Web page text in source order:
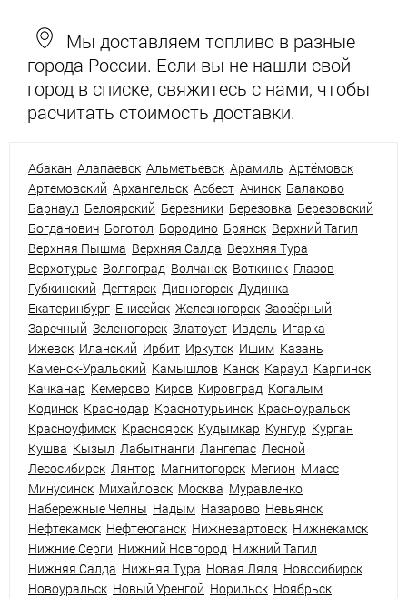
Мы доставляем топливо в разные
города России. Если вы не нашли свой
город в списке, свяжитесь с нами, чтобы
расчитать стоимость доставки.
Абакан Алапаевск Альметьевск Арамиль Артёмовск
Артемовский Архангельск Асбест Ачинск Балаково
Барнаул Белоярский Березники Березовка Березовский
Богданович Боготол Бородино Брянск Верхний Тагил
Верхняя Пышма Верхняя Салда Верхняя Тура
Верхотурье Волгоград Волчанск Воткинск Глазов
Губкинский Дегтярск Дивногорск Дудинка
Екатеринбург Енисейск Железногорск Заозёрный
Заречный Зеленогорск Златоуст Ивдель Игарка
Ижевск Иланский Ирбит Иркутск Ишим Казань
Каменск-Уральский Камышлов Канск Караул Карпинск
Качканар Кемерово Киров Кировград Когалым
Кодинск Краснодар Краснотурьинск Красноуральск
Красноуфимск Красноярск Кудымкар Кунгур Курган
Кушва Кызыл Лабытнанги Лангепас Лесной
Лесосибирск Лянтор Магнитогорск Мегион Миасс
Минусинск Михайловск Москва Муравленко
Набережные Челны Надым Назарово Невьянск
Нефтекамск Нефтеюганск Нижневартовск Нижнекамск
Нижние Серги Нижний Новгород Нижний Тагил
Нижняя Салда Нижняя Тура Новая Ляля Новосибирск
Новоуральск Новый Уренгой Норильск Ноябрьск